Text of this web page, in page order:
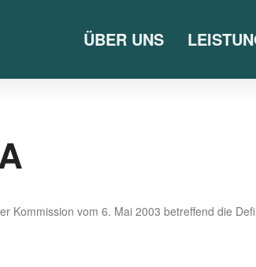
ÜBER UNS
Kom­mis­si­on vom 6. Mai 2003 betref­fend die